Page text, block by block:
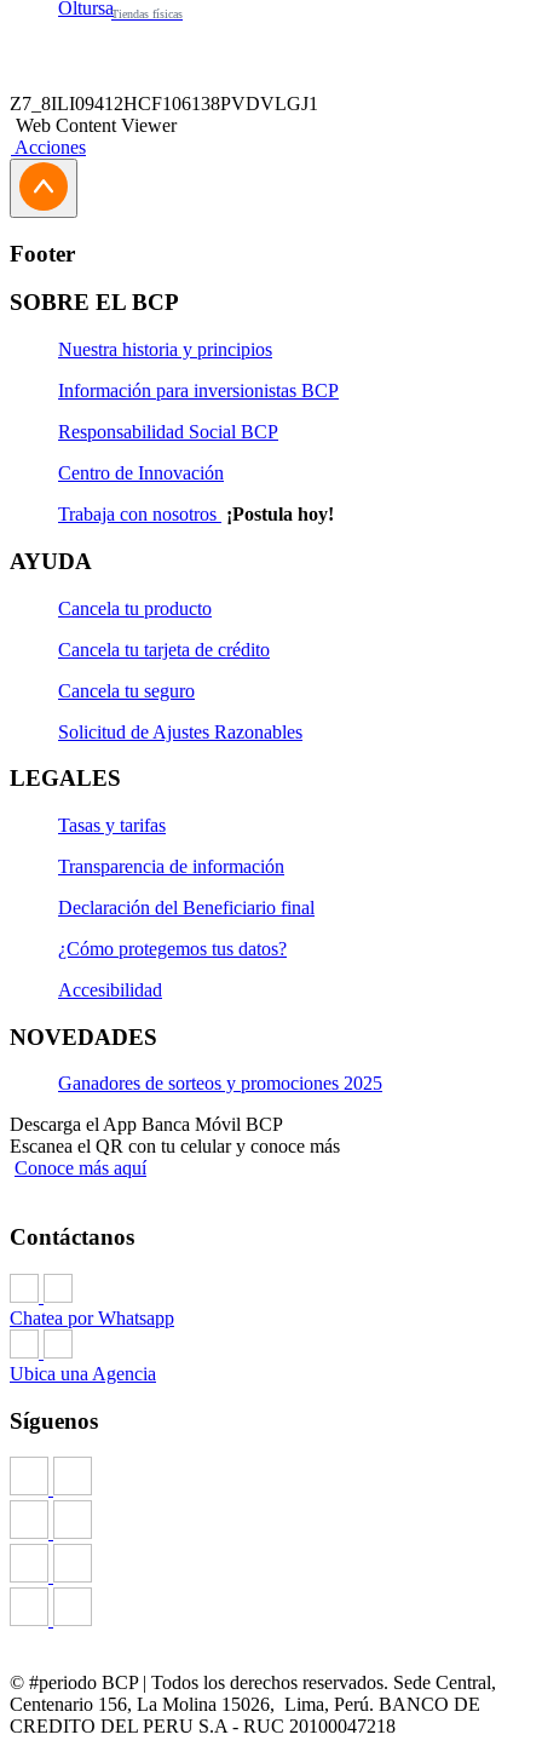
Tiendas físicas
Z7_8ILI09412HCF106138PVDVLGJ1
Web Content Viewer
Acciones
Footer
SOBRE EL BCP
Nuestra historia y principios
Información para inversionistas BCP
Responsabilidad Social BCP
Centro de Innovación
Trabaja con nosotros ¡Postula hoy!
AYUDA
Cancela tu producto
Cancela tu tarjeta de crédito
Cancela tu seguro
Solicitud de Ajustes Razonables
LEGALES
Tasas y tarifas
Transparencia de información
Declaración del Beneficiario final
¿Cómo protegemos tus datos?
Accesibilidad
NOVEDADES
Ganadores de sorteos y promociones 2025
Descarga el App Banca Móvil BCP
Escanea el QR con tu celular y conoce más
Conoce más aquí
Contáctanos
Chatea por Whatsapp
Ubica una Agencia
Síguenos
© #periodo BCP | Todos los derechos reservados. Sede Central,
Centenario 156, La Molina 15026, Lima, Perú. BANCO DE
CREDITO DEL PERU S.A - RUC 20100047218